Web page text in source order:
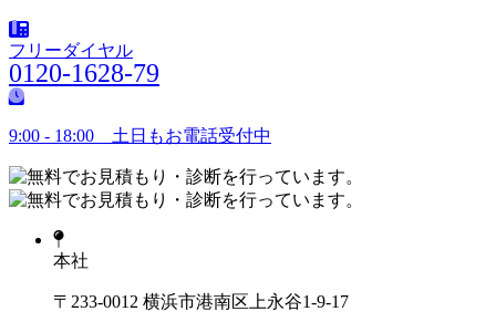
フリーダイヤル
0120-1628-79
9:00 - 18:00 土日もお電話受付中
本社
〒233-0012 横浜市港南区上永谷1-9-17